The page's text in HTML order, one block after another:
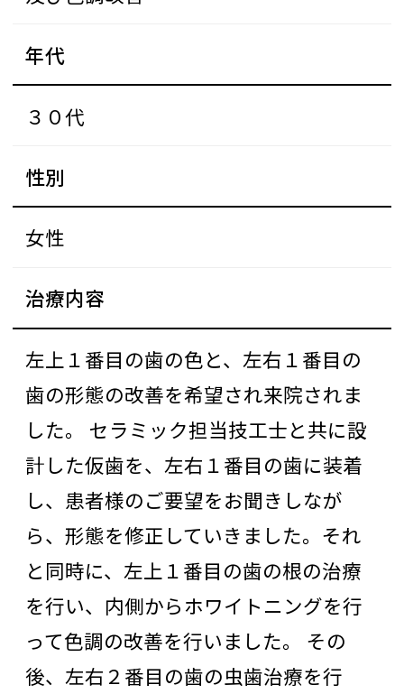
年代
３０代
性別
女性
治療内容
左上１番目の歯の色と、左右１番目の
歯の形態の改善を希望され来院されま
した。 セラミック担当技工士と共に設
計した仮歯を、左右１番目の歯に装着
し、患者様のご要望をお聞きしなが
ら、形態を修正していきました。それ
と同時に、左上１番目の歯の根の治療
を行い、内側からホワイトニングを行
って色調の改善を行いました。 その
後、左右２番目の歯の虫歯治療を行